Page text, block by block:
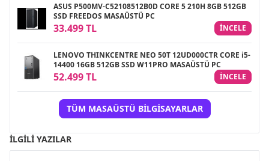
ASUS P500MV-C52108512B0D CORE 5 210H 8GB 512GB
SSD FREEDOS MASAÜSTÜ PC
33.499 TL INCELE
LENOVO THINKCENTRE NEO 50T 12UD000CTR CORE i5-
14400 16GB 512GB SSD W11PRO MASAÜSTÜ PC
52.499 TL INCELE
TÜM MASAÜSTÜ BILGISAYARLAR
İLGILI YAZILAR